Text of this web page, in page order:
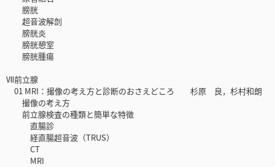
膀胱
超音波解剖
膀胱炎
膀胱憩室
膀胱腫瘍
Ⅶ前立腺
01 MRI：撮像の考え方と診断のおさえどころ 杉原 良，杉村和朗
撮像の考え方
前立腺検査の種類と簡単な特徴
直腸診
経直腸超音波（TRUS）
CT
MRI